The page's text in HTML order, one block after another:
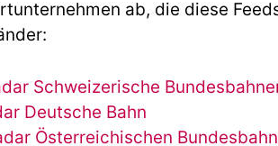
ab, die diese
Schweizerische
Deutsche Bahn
Österreichischen